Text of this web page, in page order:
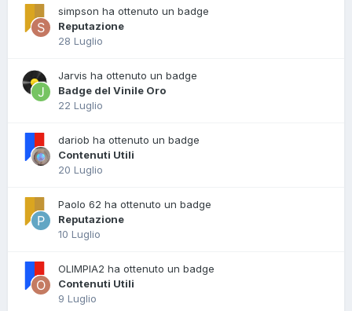
simpson ha ottenuto un badge
Reputazione
28 Luglio
Jarvis ha ottenuto un badge
Badge del Vinile Oro
22 Luglio
dariob ha ottenuto un badge
Contenuti Utili
20 Luglio
Paolo 62 ha ottenuto un badge
Reputazione
10 Luglio
OLIMPIA2 ha ottenuto un badge
Contenuti Utili
9 Luglio